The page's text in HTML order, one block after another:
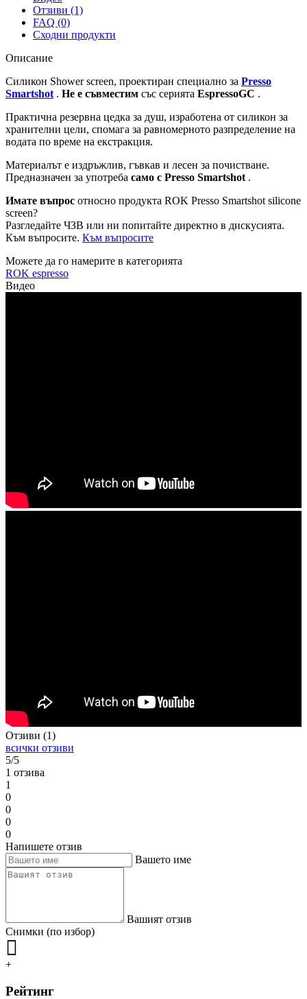
Отзиви (1)
FAQ (0)
Сходни продукти
Описание
Силикон Shower screen, проектиран специално за Presso
Smartshot . Не е съвместим със серията EspressoGC .
Практична резервна цедка за душ, изработена от силикон за
хранителни цели, спомага за равномерното разпределение на
водата по време на екстракция.
Материалът е издръжлив, гъвкав и лесен за почистване.
Предназначен за употреба само с Presso Smartshot .
Имате въпрос относно продукта ROK Presso Smartshot silicone
screen?
Разгледайте ЧЗВ или ни попитайте директно в дискусията.
Към въпросите. Към въпросите
Можете да го намерите в категорията
ROK espresso
Видео
Отзиви (1)
всички отзиви
5/5
1 отзива
1
0
0
0
0
Напишете отзив
Вашето име
Вашият отзив
Снимки (по избор)
+
Рейтинг